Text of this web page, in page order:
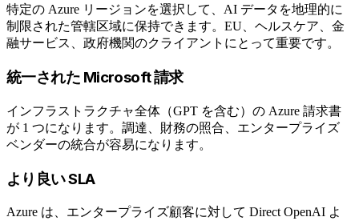
特定の Azure リージョンを選択して、AI データを地理的に
制限された管轄区域に保持できます。EU、ヘルスケア、金
融サービス、政府機関のクライアントにとって重要です。
統一された Microsoft 請求
インフラストラクチャ全体（GPT を含む）の Azure 請求書
が 1 つになります。調達、財務の照合、エンタープライズ
ベンダーの統合が容易になります。
より良い SLA
Azure は、エンタープライズ顧客に対して Direct OpenAI よ